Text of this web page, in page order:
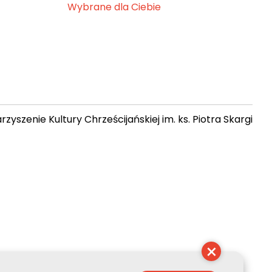
Wybrane dla Ciebie
Kultury Chrześcijańskiej im. ks. Piotra Skargi
×